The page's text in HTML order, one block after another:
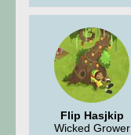
Flip Hasjkip
Wicked Grower